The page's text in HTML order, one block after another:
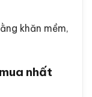
khăn mềm,
nhất